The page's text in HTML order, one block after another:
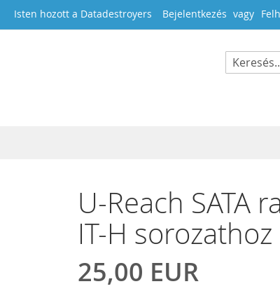
Isten hozott a Datadestroyers Bejelentkezés
Search
U-Reach SATA
IT-H sorozathoz
25,00 EUR